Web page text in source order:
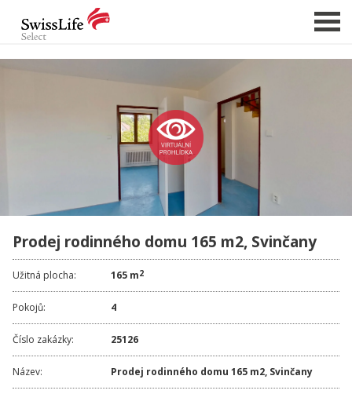
NABÍDKA NEMOVITOSTÍ
CHCI PRODAT / PRONAJMOUT
HLÍDAT NOVÉ NABÍDKY
CHCI OCENIT NEMOVITOST
O NÁS
REFERENCE
SLUŽBY
KARIÉRA
FINANCOVÁNÍ / HYPOTÉKA
KONTAKT
Prodej rodinného domu 165 m2, Svinčany
Užitná plocha: 165 m2
Pokojů: 4
Číslo zakázky: 25126
Název: Prodej rodinného domu 165 m2, Svinčany